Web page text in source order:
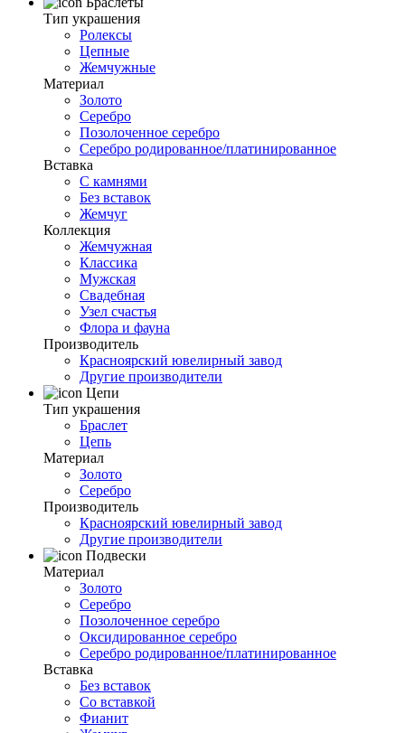
Тип украшения
Ролексы
Цепные
Жемчужные
Материал
Золото
Серебро
Позолоченное серебро
Серебро родированное/платинированное
Вставка
С камнями
Без вставок
Жемчуг
Коллекция
Жемчужная
Классика
Мужская
Свадебная
Узел счастья
Флора и фауна
Производитель
Красноярский ювелирный завод
Другие производители
Цепи
Тип украшения
Браслет
Цепь
Материал
Золото
Серебро
Производитель
Красноярский ювелирный завод
Другие производители
Подвески
Материал
Золото
Серебро
Позолоченное серебро
Оксидированное серебро
Серебро родированное/платинированное
Вставка
Без вставок
Со вставкой
Фианит